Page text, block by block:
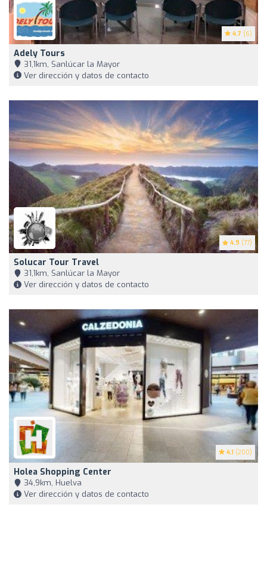
4.7 (6)
Adely Tours
31,1km, Sanlúcar la Mayor
Ver dirección y datos de contacto
4.9 (77)
Solucar Tour Travel
31,1km, Sanlúcar la Mayor
Ver dirección y datos de contacto
4.1 (200)
Holea Shopping Center
34,9km, Huelva
Ver dirección y datos de contacto